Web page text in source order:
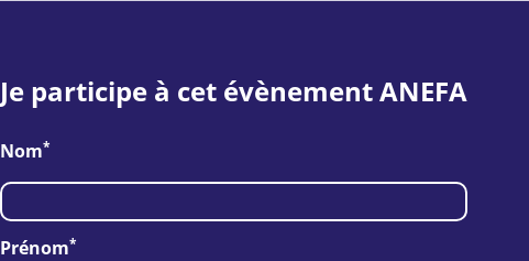
Je participe à cet évènement ANEFA
Nom*
Prénom*